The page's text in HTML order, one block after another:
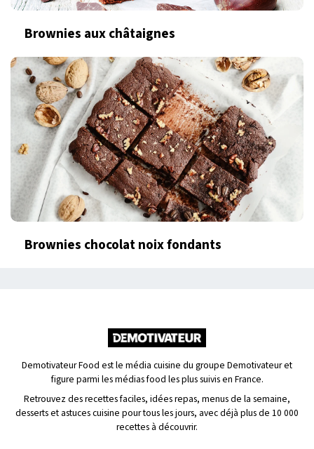
Brownies aux châtaignes
Brownies chocolat noix fondants
Demotivateur Food est le média cuisine du groupe Demotivateur et
figure parmi les médias food les plus suivis en France.
Retrouvez des recettes faciles, idées repas, menus de la semaine,
desserts et astuces cuisine pour tous les jours, avec déjà plus de 10 000
recettes à découvrir.